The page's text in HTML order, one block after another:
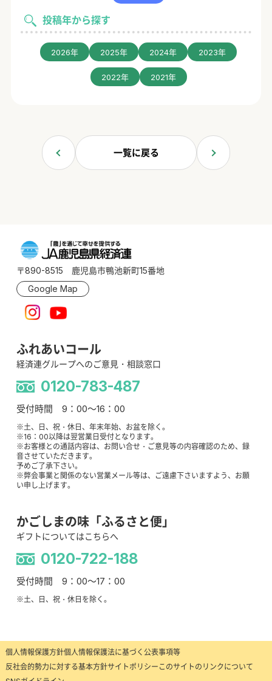
投稿年から探す
2026年 2025年 2024年 2023年
2022年 2021年
一覧に戻る
〒890-8515 鹿児島市鴨池新町15番地
Google Map
ふれあいコール
経済連グループへのご意見・相談窓口
0120-783-487
受付時間 9：00～16：00
※土、日、祝・休日、年末年始、お盆を除く。
※16：00以降は翌営業日受付となります。
※お客様との通話内容は、お問い合せ・ご意見等の内容確認のため、録
音させていただきます。
予めご了承下さい。
※弊会事業と関係のない営業メール等は、ご遠慮下さいますよう、お願
い申し上げます。
かごしまの味「ふるさと便」
ギフトについてはこちらへ
0120-722-188
受付時間 9：00～17：00
※土、日、祝・休日を除く。
個人情報保護方針個人情報保護法に基づく公表事項等
反社会的勢力に対する基本方針サイトポリシー このサイトのリンクについて